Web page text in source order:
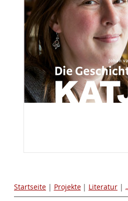
Startseite | Projekte | Literatur |